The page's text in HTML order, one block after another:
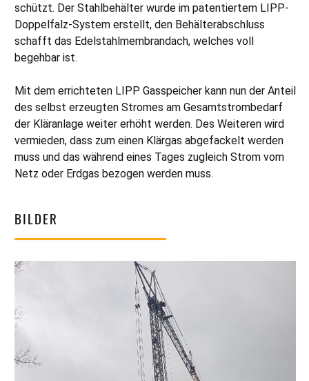
schützt. Der Stahlbehälter wurde im patentiertem LIPP-
Doppelfalz-System erstellt, den Behälterabschluss
schafft das Edelstahlmembrandach, welches voll
begehbar ist.
Mit dem errichteten LIPP Gasspeicher kann nun der Anteil
des selbst erzeugten Stromes am Gesamtstrombedarf
der Kläranlage weiter erhöht werden. Des Weiteren wird
vermieden, dass zum einen Klärgas abgefackelt werden
muss und das während eines Tages zugleich Strom vom
Netz oder Erdgas bezogen werden muss.
BILDER